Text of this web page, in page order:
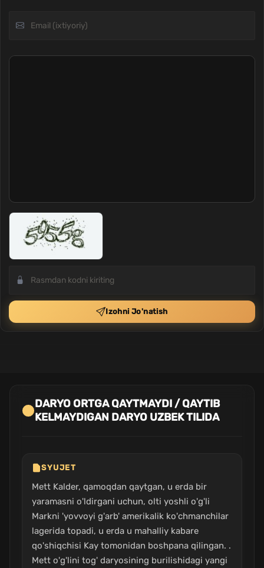
Izohni Jo'natish
DARYO ORTGA QAYTMAYDI / QAYTIB
KELMAYDIGAN DARYO UZBEK TILIDA
SYUJET
Mett Kalder, qamoqdan qaytgan, u erda bir
yaramasni o'ldirgani uchun, olti yoshli o'g'li
Markni 'yovvoyi g'arb' amerikalik ko'chmanchilar
lagerida topadi, u erda u mahalliy kabare
qo'shiqchisi Kay tomonidan boshpana qilingan. .
Mett o'g'lini tog' daryosining burilishidagi yangi